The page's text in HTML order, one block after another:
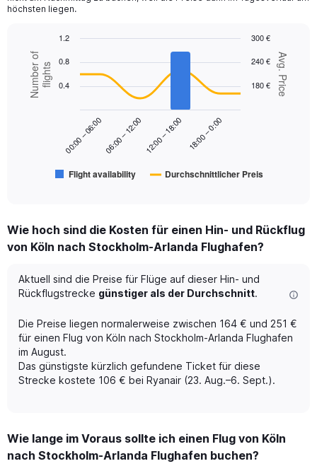
axis
Range:
300.
höchsten liegen.
Combination
chart
with
data
categories.
Range:
categories.
The
chart
2
Y
axes
displaying
Avg.
of
flights.
Chart
graphic.
Avg. Price
Number offlights
Flight availability Durchschnittlicher Preis
00:00 – 06:0006:00 – 12:00 12:00 – 18:00 18:00 – 0:00
180 €
240 €
300 €
0.4
0.8
1.2
Wie hoch sind die Kosten für einen Hin- und Rückflug
von Köln nach Stockholm-Arlanda Flughafen?
Aktuell sind die Preise für Flüge auf dieser Hin- und
Rückflugstrecke günstiger als der Durchschnitt.
Die Preise liegen normalerweise zwischen 164 € und 251 €
für einen Flug von Köln nach Stockholm-Arlanda Flughafen
im August.
Das günstigste kürzlich gefundene Ticket für diese
Strecke kostete 106 € bei Ryanair (23. Aug.–6. Sept.).
Wie lange im Voraus sollte ich einen Flug von Köln
nach Stockholm-Arlanda Flughafen buchen?